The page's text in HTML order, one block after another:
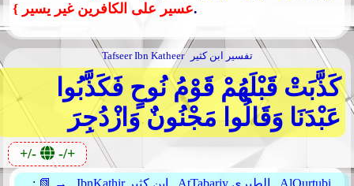
عسير على الكافرين غير يسير }.
Tafseer Ibn Katheer تفسير ابن كثير
كَذَّبَتْ قَبْلَهُمْ قَوْمُ نُوحٍ فَكَذَّبُوا
عَبْدَنَا وَقَالُوا مَجْنُونٌ وَازْدُجِرَ
+/- -/+
: 📗 → IbnKathir ابن كثير AtTabariy الطبري
AlQurtubi